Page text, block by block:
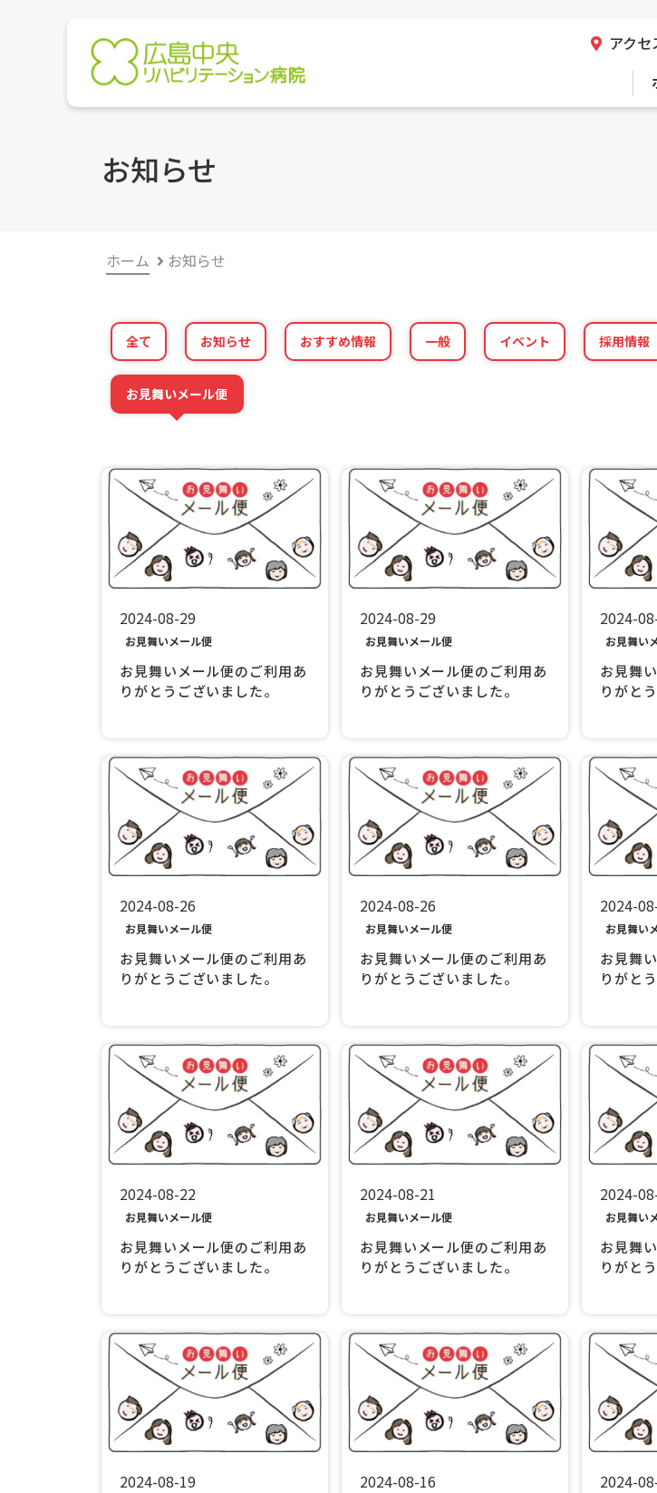
アクセ
お知らせ
ホーム お知らせ
全て お知らせ おすすめ情報 一般 イベント 採用情報
お見舞いメール便
2024-08-29
お見舞いメール便
お見舞いメール便のご利用あ
りがとうございました。
2024-08-29
お見舞いメール便
お見舞いメール便のご利用あ
りがとうございました。
2024-
お見舞い
お見舞
りがと
2024-08-26
お見舞いメール便
お見舞いメール便のご利用あ
りがとうございました。
2024-08-26
お見舞いメール便
お見舞いメール便のご利用あ
りがとうございました。
2024-
お見舞い
お見舞
りがと
2024-08-22
お見舞いメール便
お見舞いメール便のご利用あ
りがとうございました。
2024-08-21
お見舞いメール便
お見舞いメール便のご利用あ
りがとうございました。
2024-
お見舞い
お見舞
りがと
2024-08-19 2024-08-16 2024-